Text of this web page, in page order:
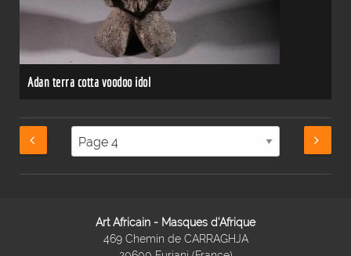
Adan terra cotta voodoo idol
Art Africain - Masques d'Afrique
469 Chemin de CARRAGHJA